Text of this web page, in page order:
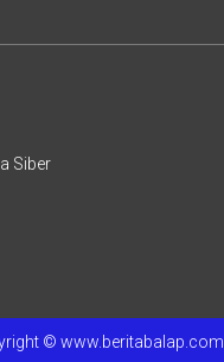
Siber
© www.beritabalap.com